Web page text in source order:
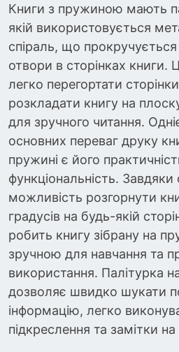
Книги з пружиною мають
якій використовується
спіраль, що прокручується
отвори в сторінках книги.
легко перегортати
розкладати книгу на
для зручного читання.
основних переваг друку
пружині є його
функціональність. Завдяки
можливість розгорнути
градусів на будь-якій
робить книгу зібрану на
зручною для навчання та
використання. Палітурка
дозволяє швидко шукати
інформацію, легко
підкреслення та замітки на